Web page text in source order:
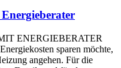
ENERGIEBERATER
sparen möchte,
angehen. Für die